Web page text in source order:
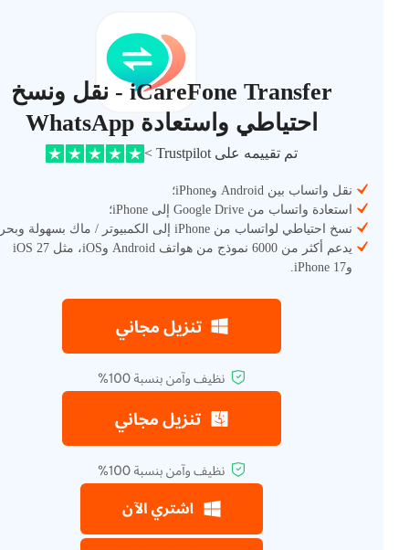
iCareFone Transfer - نقل ونسخ
احتياطي واستعادة WhatsApp
تم تقييمه على Trustpilot >
نقل واتساب بين Android وiPhone؛
استعادة واتساب من Google Drive إلى iPhone؛
نسخ احتياطي لواتساب من iPhone إلى الكمبيوتر / ماك بسهولة وبحرية؛
يدعم أكثر من 6000 نموذج من هواتف Android وiOS، مثل iOS 27
وiPhone 17.